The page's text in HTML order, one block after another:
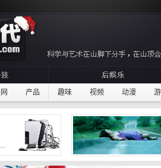
产品 趣味 视频 动漫